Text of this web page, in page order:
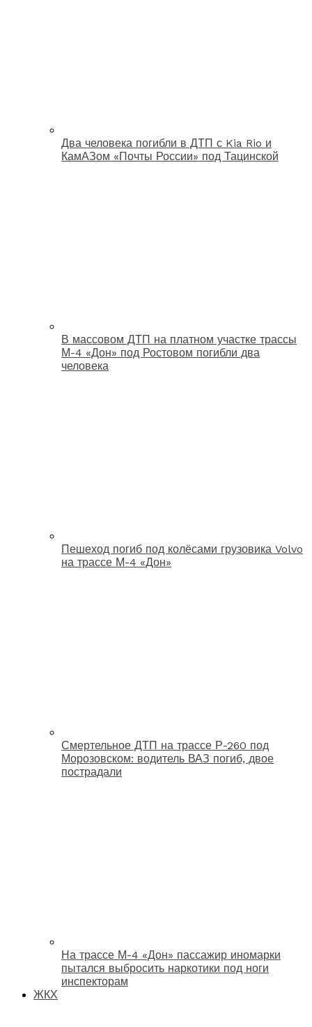
Два человека погибли в ДТП с Kia Rio и
КамАЗом «Почты России» под Тацинской
В массовом ДТП на платном участке трассы
М-4 «Дон» под Ростовом погибли два
человека
Пешеход погиб под колёсами грузовика Volvo
на трассе М-4 «Дон»
Смертельное ДТП на трассе Р-260 под
Морозовском: водитель ВАЗ погиб, двое
пострадали
На трассе М-4 «Дон» пассажир иномарки
пытался выбросить наркотики под ноги
инспекторам
ЖКХ